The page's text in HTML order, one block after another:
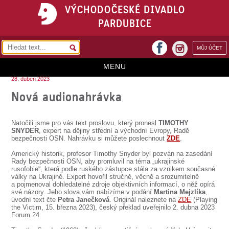
VÝCHODOČESKÉ DIVADLO
PARDUBICE
MŮJ ÚČET
facebook
MENU
REPERTOÁR
PŘEDPLATNÉ
KONTAKTY
O DIVADLE
28. duben 2023
Nová audionahrávka
Natočili jsme pro vás text proslovu, který proneslTIMOTHY
SNYDER, expert na dějiny střední a východní Evropy, Radě
bezpečnosti OSN. Nahrávku si můžete poslechnoutZDE.
Americký historik, profesor Timothy Snyder byl pozván na zasedání
Rady bezpečnosti OSN, aby promluvil na téma „ukrajinské
rusofobie“, která podle ruského zástupce stála za vznikem současné
války na Ukrajině. Expert hovořil stručně, věcně a srozumitelně
a pojmenoval dohledatelné zdroje objektivních informací, o něž opírá
své názory. Jeho slova vám nabízíme v podání Martina Mejzlíka,
úvodní text čte Petra Janečková. Originál naleznete naZDE (Playing
the Victim, 15. března 2023), český překlad uveřejnilo 2. dubna 2023
Forum 24.